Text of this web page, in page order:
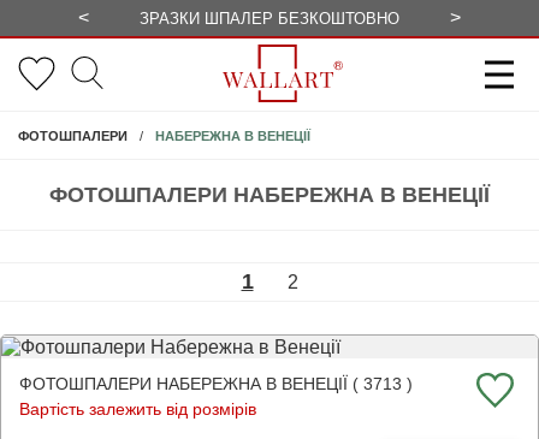
< ЗРАЗКИ ШПАЛЕР БЕЗКОШТОВНО >
ФОТОШПАЛЕРИ НАБЕРЕЖНА В ВЕНЕЦІЇ
ФОТОШПАЛЕРИ НАБЕРЕЖНА В ВЕНЕЦІЇ
1 2
ФОТОШПАЛЕРИ НАБЕРЕЖНА В ВЕНЕЦІЇ ( 3713 )
Вартість залежить від розмірів